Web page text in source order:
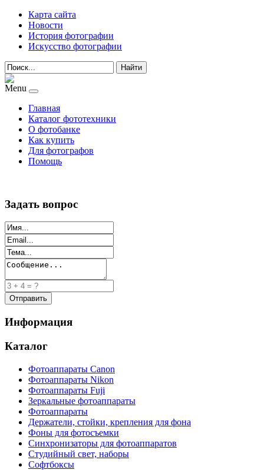
Карта сайта
Новости
История фотографии
Искусство фотографии
Найти
Menu
Главная
Каталог фототехники
О фотобанке
Как купить
Для фотографов
Помощь
Задать вопрос
Информация
Каталог
Фотоаппараты Canon
Фотоаппараты Nikon
Фотоаппараты Fuji
Зеркальные фотоаппараты
Фотоаппараты
Держатели, стойки, крепления для фона
Фоны для фотосъемки
Синхронизаторы для фотоаппаратов
Студийный свет, наборы
Софтбоксы